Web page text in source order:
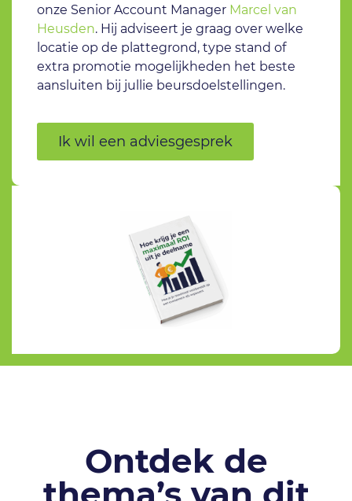
onze Senior Account Manager Marcel van
Heusden. Hij adviseert je graag over welke
locatie op de plattegrond, type stand of
extra promotie mogelijkheden het beste
aansluiten bij jullie beursdoelstellingen.
Ik wil een adviesgesprek
Ontdek de